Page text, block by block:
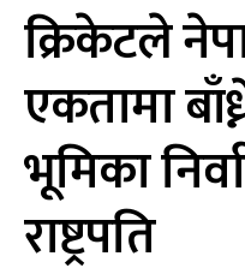
क्रिकेटले
एकतामा
भूमिका
राष्ट्रपति